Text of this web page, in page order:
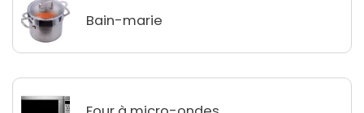
Bain-marie